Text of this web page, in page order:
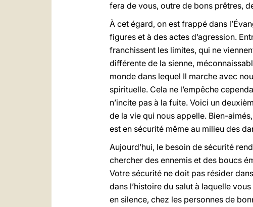
fera de vous, outre de bons prêtres,
À cet égard, on est frappé dans
figures et à des actes d’agression.
franchissent les limites, qui ne
différente de la sienne,
monde dans lequel Il marche avec
spirituelle. Cela ne l’empêche
n’incite pas à la fuite. Voici un
de la vie qui nous appelle. Bien-
est en sécurité même au milieu des
Aujourd’hui, le besoin de sécurité
chercher des ennemis et des boucs
Votre sécurité ne doit pas résider
dans l’histoire du salut à laquelle
en silence, chez les personnes de